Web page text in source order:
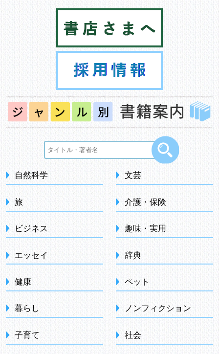
自然科学
旅
ビジネス
エッセイ
健康
暮らし
子育て
文芸
介護・保険
趣味・実用
辞典
ペット
ノンフィクション
社会